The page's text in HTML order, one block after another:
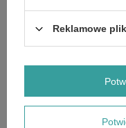
Reklamowe